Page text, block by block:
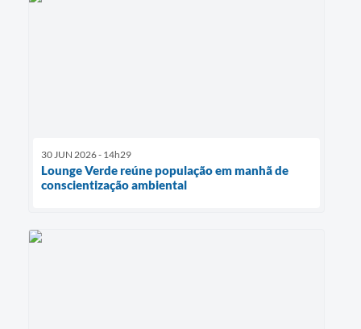
30 JUN 2026 - 14h29
Lounge Verde reúne população em manhã de
conscientização ambiental